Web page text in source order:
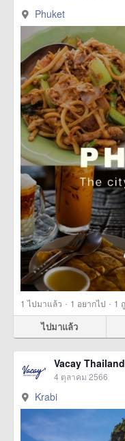
Phuket
1 ไปมาแล้ว · 1 อยากไป · 1
ไปมาแล้ว
Vacay Thailand
4 ตุลาคม 2566
Krabi